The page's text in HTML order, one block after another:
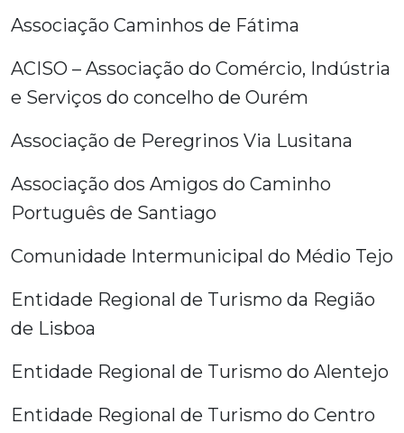
Associação Caminhos de Fátima
ACISO – Associação do Comércio, Indústria
e Serviços do concelho de Ourém
Associação de Peregrinos Via Lusitana
Associação dos Amigos do Caminho
Português de Santiago
Comunidade Intermunicipal do Médio Tejo
Entidade Regional de Turismo da Região
de Lisboa
Entidade Regional de Turismo do Alentejo
Entidade Regional de Turismo do Centro